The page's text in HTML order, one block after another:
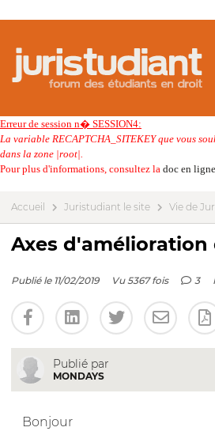
Erreur de session n� SESSION4:
La variable RECAPTCHA_SITEKEY que vous
dans la zone |root|.
Pour plus d'informations, consultez la doc en ligne
Accueil Juristudiant le site Vie de
Axes d'amélioration
Publié le 11/02/2019 Vu 5367 fois 3
Publié par
MONDAYS
Bonjour